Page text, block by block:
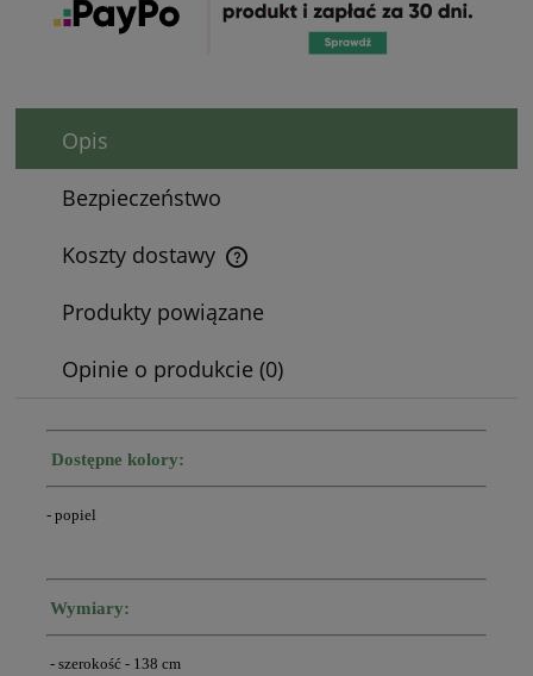
Opis
Bezpieczeństwo
Koszty dostawy
Cena nie zawiera ewentualnych kosztów płatności
Produkty powiązane
Opinie o produkcie (0)
Dostępne kolory:
- popiel
Wymiary:
- szerokość - 138 cm